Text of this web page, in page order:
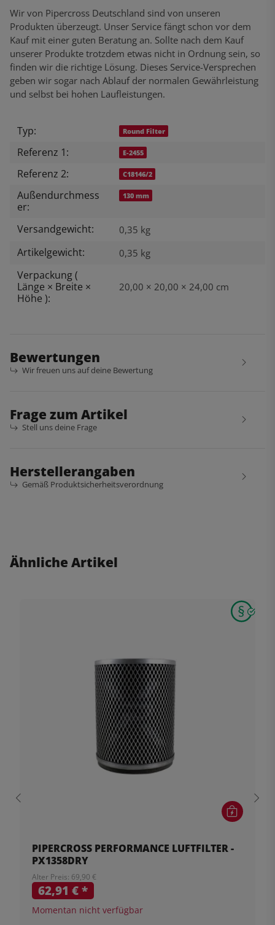
Wir von Pipercross Deutschland sind von unseren
Produkten überzeugt. Unser Service fängt schon vor dem
Kauf mit einer guten Beratung an. Sollte nach dem Kauf
unserer Produkte trotzdem etwas nicht in Ordnung sein, so
finden wir die richtige Lösung. Dieses Service-Versprechen
geben wir sogar nach Ablauf der normalen Gewährleistung
und selbst bei hohen Laufleistungen.
Produkteigenschaft
Wert
Typ: Round Filter
Referenz 1: E-2455
Referenz 2: C18146/2
Außendurchmess
er:
130 mm
Versandgewicht: 0,35 kg
Artikelgewicht: 0,35 kg
Verpackung (
Länge × Breite ×
Höhe ):
20,00 × 20,00 × 24,00 cm
Bewertungen
Wir freuen uns auf deine Bewertung
Frage zum Artikel
Stell uns deine Frage
Herstellerangaben
Gemäß Produktsicherheitsverordnung
Ähnliche Artikel
PIPERCROSS PERFORMANCE LUFTFILTER -
PX1358DRY
Alter Preis: 69,90 €
62,91 €*
Momentan nicht verfügbar